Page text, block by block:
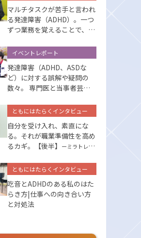
マルチタスクが苦手と言われ
る発達障害（ADHD）。一つ
ずつ業務を覚えることで、克
イベントレポート
発達障害（ADHD、ASDな
ど）に対する誤解や疑問の
数々。 専門医と当事者芸人
ともにはたらくインタビュー
自分を受け入れ、素直にな
る。それが職業準備性を高め
るカギ。【後半】
ーミラトレの
ともにはたらくインタビュー
吃音とADHDのある私のはた
らき方|仕事への向き合い方
と対処法